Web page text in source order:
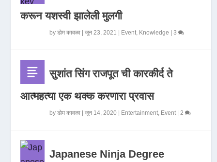
करून यशस्वी झालेली मुलगी
byडोम कावळा |जून 23, 2021 Event, Knowledge |3
सुशांत सिंग राजपूत ची कारकीर्द ते
आत्महत्या एक थक्क करणारा प्रवास
byडोम कावळा |जून 14, 2020 Entertainment, Event|2
Japanese Ninja Degree